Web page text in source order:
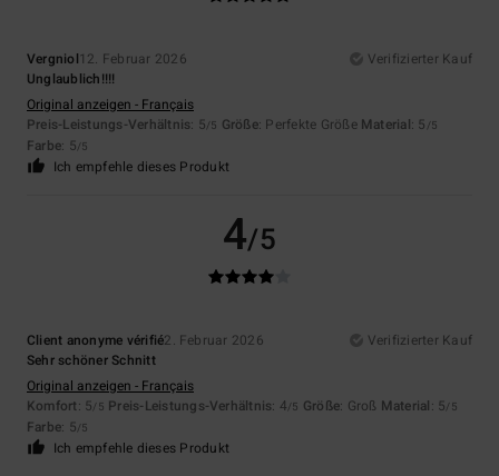
Vergniol12. Februar 2026
Verifizierter Kauf
Unglaublich!!!!
Original anzeigen - Français
Preis-Leistungs-Verhältnis: 5/5 Größe: Perfekte Größe Material: 5 /5
Farbe: 5/5
Ich empfehle dieses Produkt
4/5
Client anonyme vérifié2. Februar 2026
Verifizierter Kauf
Sehr schöner Schnitt
Original anzeigen - Français
Komfort: 5/5 Preis-Leistungs-Verhältnis: 4/5 Größe: Groß Material: 5/5
Farbe: 5/5
Ich empfehle dieses Produkt